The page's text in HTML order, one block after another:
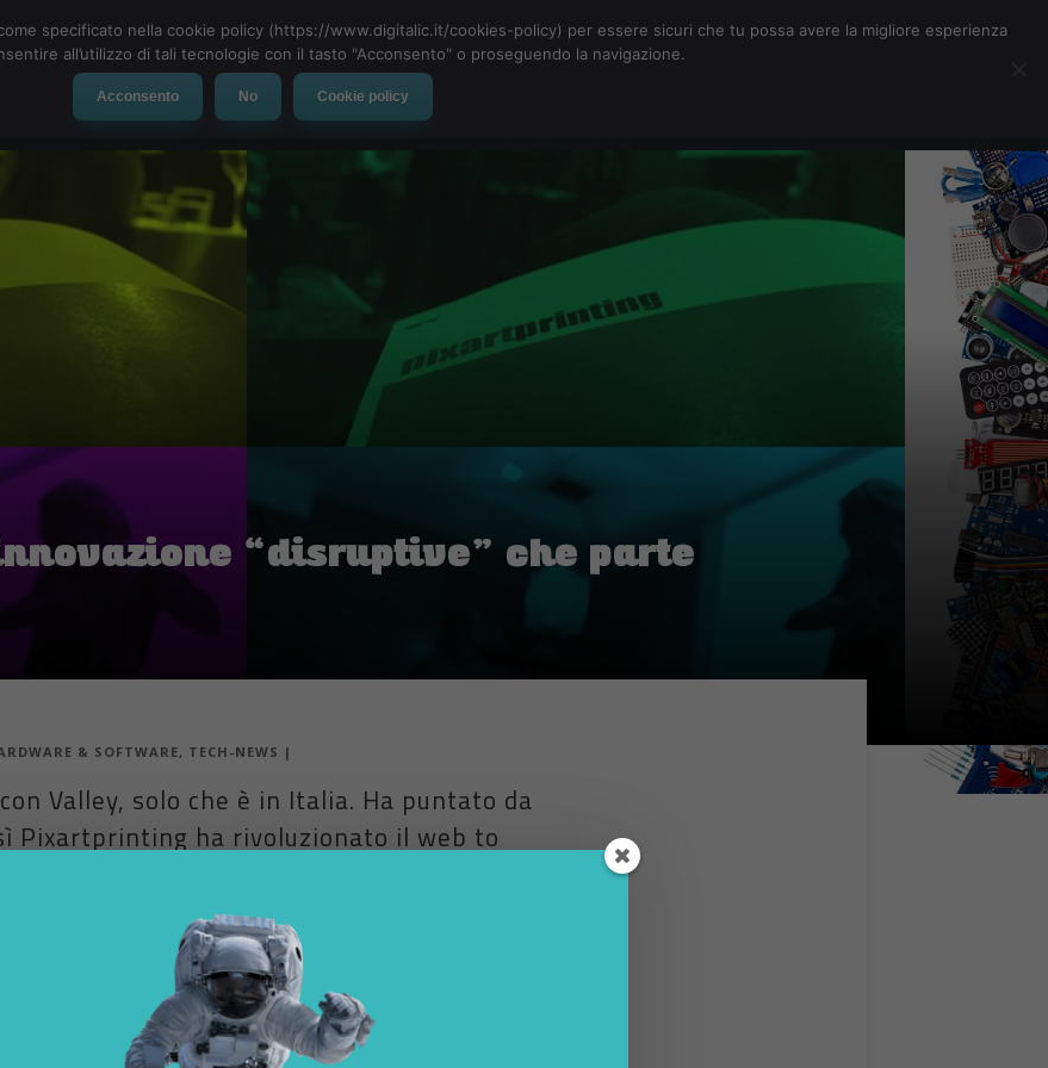
Social Network App Automotive Tech-News
“disruptive” che parte
& SOFTWARE, TECH-NEWS |
Valley, solo che è in Italia. Ha puntato da
Pixartprinting ha rivoluzionato il web to
cambiamenti della stampa online e continua a sperimentare, grazie a un
sistema di marketing cloud, un’attenzione costante ai clienti e alla loro
è in Italia. Ha puntato da sempre sull’innovazione, quella reale, gli
cambia per sempre le regole del gioco. Pixartprinting ha rivoluzionato
specificato nella cookie policy (https://www.digitalic.it/cookies-policy) per essere sicuri che tu possa avere la migliore esperienza
all’utilizzo di tali tecnologie con il tasto "Acconsento" o proseguendo la navigazione.
Acconsento No Cookie policy